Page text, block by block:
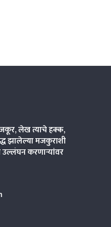
लेख त्याचे हक्क,
झालेल्या मजकुराशी
करणाऱ्यांवर